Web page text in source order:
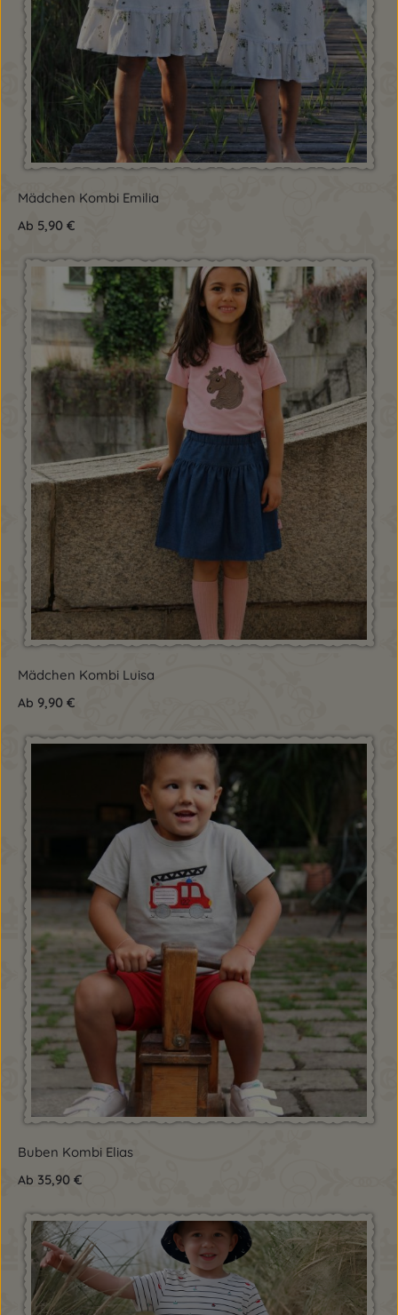
Mädchen Kombi Emilia
Ab 5,90 €
Mädchen Kombi Luisa
Ab 9,90 €
Buben Kombi Elias
Ab 35,90 €